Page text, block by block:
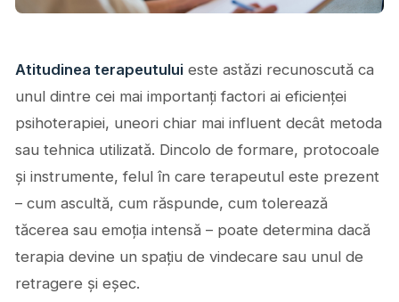
Atitudinea terapeutului este astăzi recunoscută ca
unul dintre cei mai importanți factori ai eficienței
psihoterapiei, uneori chiar mai influent decât metoda
sau tehnica utilizată. Dincolo de formare, protocoale
și instrumente, felul în care terapeutul este prezent
– cum ascultă, cum răspunde, cum tolerează
tăcerea sau emoția intensă – poate determina dacă
terapia devine un spațiu de vindecare sau unul de
retragere și eșec.